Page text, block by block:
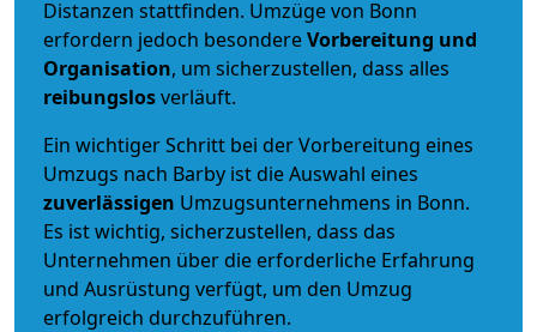
Distanzen stattfinden. Umzüge von Bonn
erfordern jedoch besondereVorbereitung und
Organisation, um sicherzustellen, dass alles
reibungslosverläuft.
Ein wichtiger Schritt bei der Vorbereitung eines
Umzugs nach Barby ist die Auswahl eines
zuverlässigen Umzugsunternehmens in Bonn.
Es ist wichtig, sicherzustellen, dass das
Unternehmen über die erforderliche Erfahrung
und Ausrüstung verfügt, um den Umzug
erfolgreich durchzuführen.